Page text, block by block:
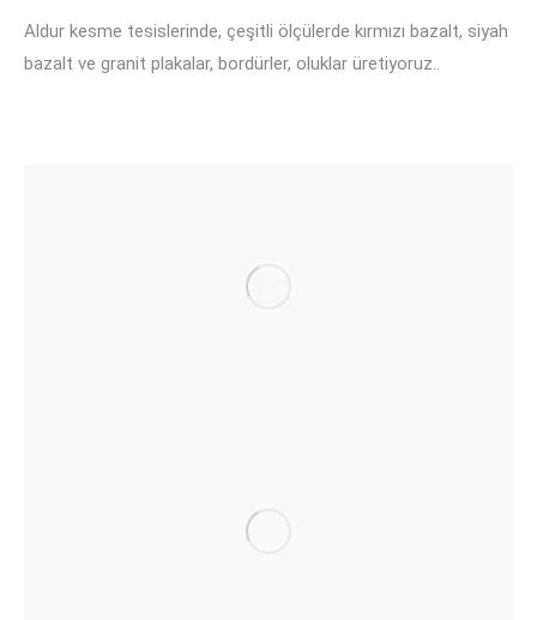
Aldur kesme tesislerinde, çeşitli ölçülerde kırmızı bazalt, siyah
bazalt ve granit plakalar, bordürler, oluklar üretiyoruz..